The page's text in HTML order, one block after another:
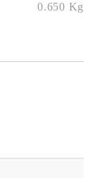
0.650 Kg